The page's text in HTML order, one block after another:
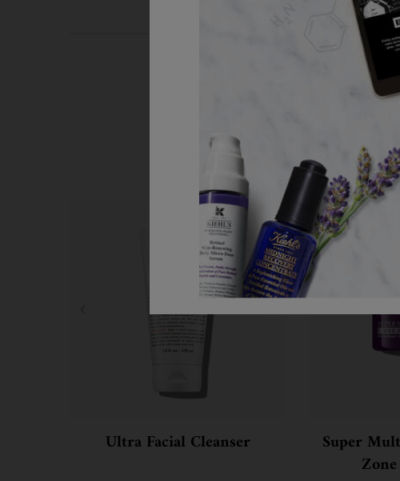
Ultra Facial Cleanser
Super